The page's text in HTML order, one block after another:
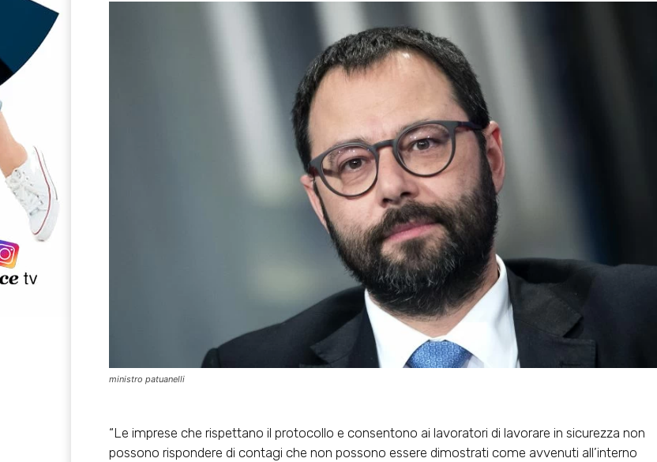
ministro patuanelli
“Le imprese che rispettano il protocollo e consentono ai lavoratori di lavorare in sicurezza non
possono rispondere di contagi che non possono essere dimostrati come avvenuti all’interno